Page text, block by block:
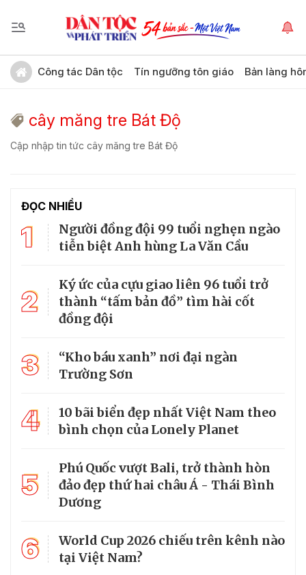
Công tác Dân tộc Tín ngưỡng tôn giáo Bản làng
cây măng tre Bát Độ
Cập nhập tin tức cây măng tre Bát Độ
ĐỌC NHIỀU
1
Người đồng đội 99 tuổi nghẹn ngào
tiễn biệt Anh hùng La Văn Cầu
2
Ký ức của cựu giao liên 96 tuổi trở
thành “tấm bản đồ” tìm hài cốt
đồng đội
3
“Kho báu xanh” nơi đại ngàn
Trường Sơn
4
10 bãi biển đẹp nhất Việt Nam theo
bình chọn của Lonely Planet
5
Phú Quốc vượt Bali, trở thành hòn
đảo đẹp thứ hai châu Á - Thái Bình
Dương
6
World Cup 2026 chiếu trên kênh nào
tại Việt Nam?